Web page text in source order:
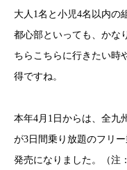
大人1名と小児4名以内の
都心部といっても、かな
ちらこちらに行きたい時
得ですね。
本年4月1日からは、全九
が3日間乗り放題のフリ
発売になりました。（注